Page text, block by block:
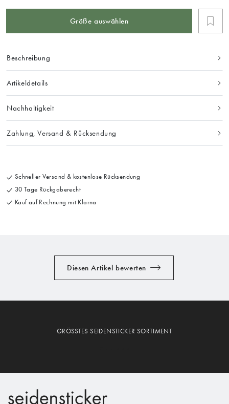
Größe auswählen
Beschreibung
Artikeldetails
Nachhaltigkeit
Zahlung, Versand & Rücksendung
Schneller Versand & kostenlose Rücksendung
30 Tage Rückgaberecht
Kauf auf Rechnung mit Klarna
Diesen Artikel bewerten
GRÖSSTES SEIDENSTICKER SORTIMENT